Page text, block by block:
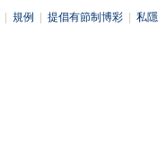
規例 提倡有節制博彩 私